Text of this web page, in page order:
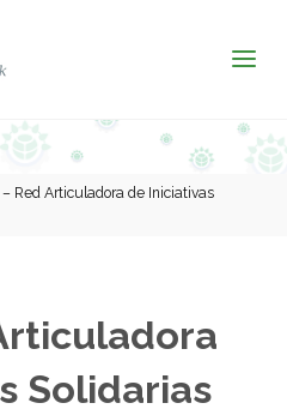
– Red Articuladora de Iniciativas
Solidarias